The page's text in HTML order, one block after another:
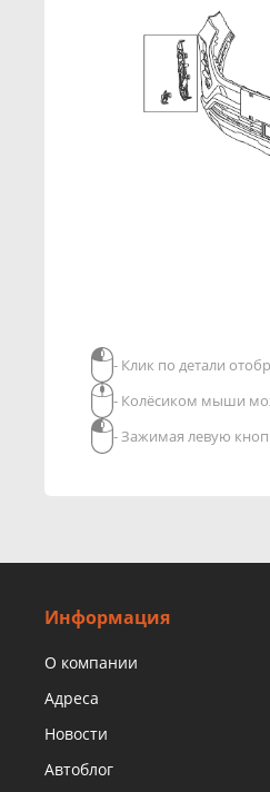
- Клик по детали
- Колёсиком мыши
- Зажимая левую
Информация
О компании
Адреса
Новости
Автоблог